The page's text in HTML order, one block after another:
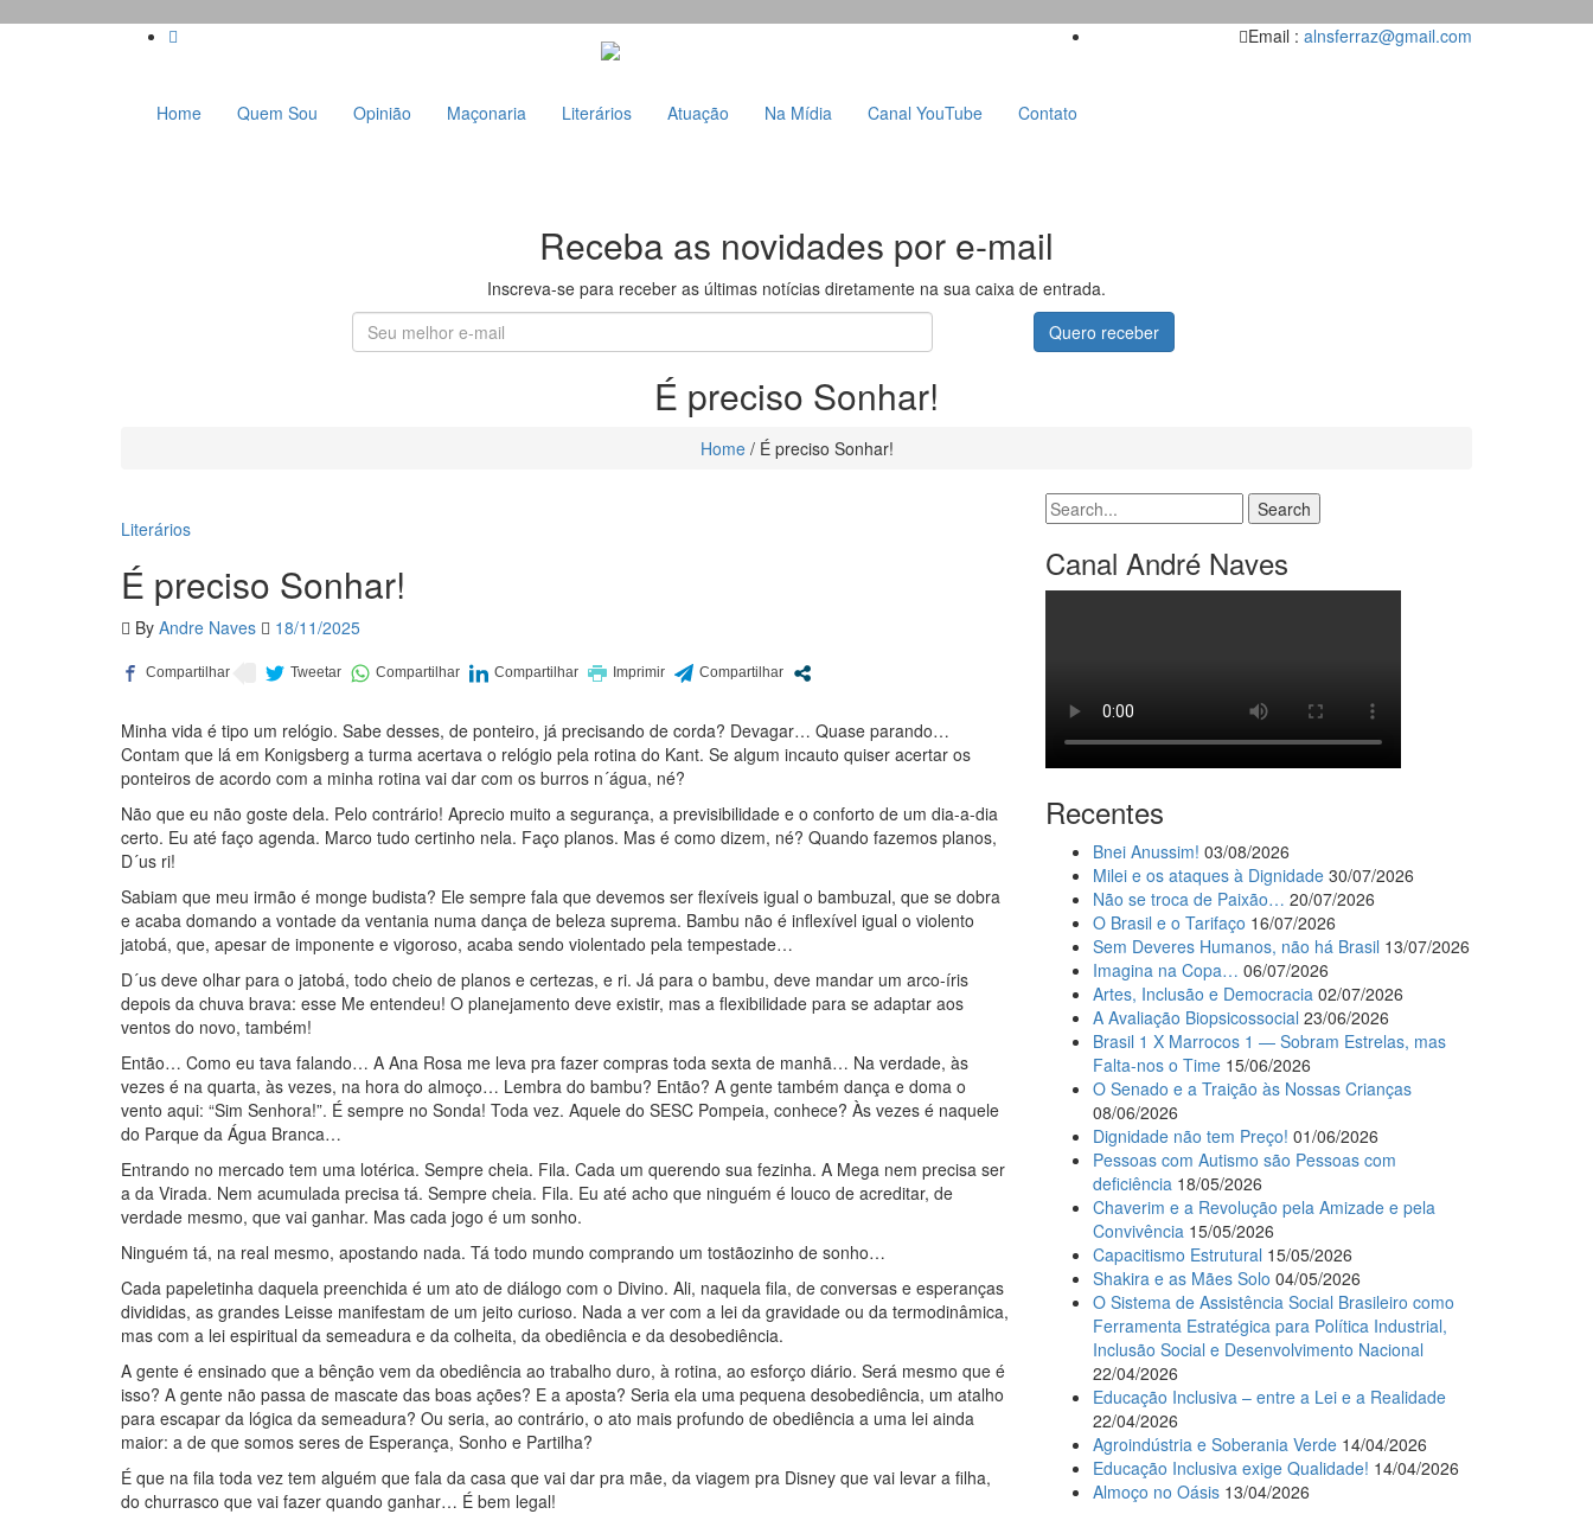
Email : alnsferraz@gmail.com
Home Quem Sou Opinião Maçonaria Literários Atuação Na Mídia Canal YouTube Contato
Receba as novidades por e-mail
Inscreva-se para receber as últimas notícias diretamente na sua caixa de entrada.
Quero receber
É preciso Sonhar!
Home/ É preciso Sonhar!
Literários
É preciso Sonhar!
By Andre Naves 18/11/2025
Minha vida é tipo um relógio. Sabe desses, de ponteiro, já precisando de corda? Devagar… Quase parando…
Contam que lá em Konigsberg a turma acertava o relógio pela rotina do Kant. Se algum incauto quiser acertar os
ponteiros de acordo com a minha rotina vai dar com os burros n´água, né?
Não que eu não goste dela. Pelo contrário! Aprecio muito a segurança, a previsibilidade e o conforto de um dia-a-dia
certo. Eu até faço agenda. Marco tudo certinho nela. Faço planos. Mas é como dizem, né? Quando fazemos planos,
D´us ri!
Sabiam que meu irmão é monge budista? Ele sempre fala que devemos ser flexíveis igual o bambuzal, que se dobra
e acaba domando a vontade da ventania numa dança de beleza suprema. Bambu não é inflexível igual o violento
jatobá, que, apesar de imponente e vigoroso, acaba sendo violentado pela tempestade…
D´us deve olhar para o jatobá, todo cheio de planos e certezas, e ri. Já para o bambu, deve mandar um arco-íris
depois da chuva brava: esse Me entendeu! O planejamento deve existir, mas a flexibilidade para se adaptar aos
ventos do novo, também!
Então… Como eu tava falando… A Ana Rosa me leva pra fazer compras toda sexta de manhã… Na verdade, às
vezes é na quarta, às vezes, na hora do almoço… Lembra do bambu? Então? A gente também dança e doma o
vento aqui: “Sim Senhora!”. É sempre no Sonda! Toda vez. Aquele do SESC Pompeia, conhece? Às vezes é naquele
do Parque da Água Branca…
Entrando no mercado tem uma lotérica. Sempre cheia. Fila. Cada um querendo sua fezinha. A Mega nem precisa ser
a da Virada. Nem acumulada precisa tá. Sempre cheia. Fila. Eu até acho que ninguém é louco de acreditar, de
verdade mesmo, que vai ganhar. Mas cada jogo é um sonho.
Ninguém tá, na real mesmo, apostando nada. Tá todo mundo comprando um tostãozinho de sonho…
Cada papeletinha daquela preenchida é um ato de diálogo com o Divino. Ali, naquela fila, de conversas e esperanças
divididas, as grandes Leisse manifestam de um jeito curioso. Nada a ver com a lei da gravidade ou da termodinâmica,
mas com a lei espiritual da semeadura e da colheita, da obediência e da desobediência.
A gente é ensinado que a bênção vem da obediência ao trabalho duro, à rotina, ao esforço diário. Será mesmo que é
isso? A gente não passa de mascate das boas ações? E a aposta? Seria ela uma pequena desobediência, um atalho
para escapar da lógica da semeadura? Ou seria, ao contrário, o ato mais profundo de obediência a uma lei ainda
maior: a de que somos seres de Esperança, Sonho e Partilha?
É que na fila toda vez tem alguém que fala da casa que vai dar pra mãe, da viagem pra Disney que vai levar a filha,
do churrasco que vai fazer quando ganhar… É bem legal!
Canal André Naves
Recentes
Bnei Anussim! 03/08/2026
Milei e os ataques à Dignidade 30/07/2026
Não se troca de Paixão… 20/07/2026
O Brasil e o Tarifaço 16/07/2026
Sem Deveres Humanos, não há Brasil 13/07/2026
Imagina na Copa… 06/07/2026
Artes, Inclusão e Democracia 02/07/2026
A Avaliação Biopsicossocial 23/06/2026
Brasil 1 X Marrocos 1 — Sobram Estrelas, mas
Falta-nos o Time 15/06/2026
O Senado e a Traição às Nossas Crianças
08/06/2026
Dignidade não tem Preço! 01/06/2026
Pessoas com Autismo são Pessoas com
deficiência 18/05/2026
Chaverim e a Revolução pela Amizade e pela
Convivência 15/05/2026
Capacitismo Estrutural 15/05/2026
Shakira e as Mães Solo 04/05/2026
O Sistema de Assistência Social Brasileiro como
Ferramenta Estratégica para Política Industrial,
Inclusão Social e Desenvolvimento Nacional
22/04/2026
Educação Inclusiva – entre a Lei e a Realidade
22/04/2026
Agroindústria e Soberania Verde 14/04/2026
Educação Inclusiva exige Qualidade! 14/04/2026
Almoço no Oásis 13/04/2026